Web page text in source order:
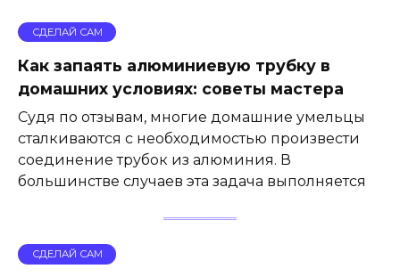
СДЕЛАЙ САМ
Как запаять алюминиевую трубку в
домашних условиях: советы мастера
Судя по отзывам, многие домашние умельцы
сталкиваются с необходимостью произвести
соединение трубок из алюминия. В
большинстве случаев эта задача выполняется
СДЕЛАЙ САМ